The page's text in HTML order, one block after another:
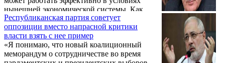
Арцвик Минасян.
нынешней экономической системы. Как
сообщает корреспондент ИА REGNUM, об
этом в ходе обсуждения в парламенте
страны отчета по программе деятельности
комиссии в 2010 году заявил депутат
фракции АРФ "Дашнакцутюн" Ара Нранян.
Республиканская партия советует
оппозиции вместо напрасной критики
власти взять с нее пример
«Я понимаю, что новый коалиционный
меморандум о сотрудничестве во время